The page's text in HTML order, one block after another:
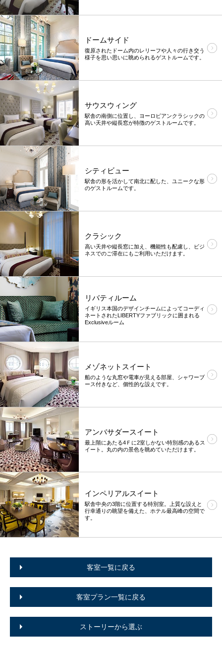
ドームサイド
復原されたドーム内のレリーフや人々の行き交う
様子を思い思いに眺められるゲストルームです。
サウスウィング
駅舎の南側に位置し、ヨーロピアンクラシックの
高い天井や縦長窓が特徴のゲストルームです。
シティビュー
駅舎の形を活かして南北に配した、ユニークな形
のゲストルームです。
クラシック
高い天井や縦長窓に加え、機能性も配慮し、ビジ
ネスでのご滞在にもご利用いただけます。
リバティルーム
イギリス本国のデザインチームによってコーディ
ネートされたLIBERTYファブリックに囲まれる
Exclusiveルーム
メゾネットスイート
船のような丸窓や電車が見える部屋、シャワーブ
ース付きなど、個性的な設えです。
アンバサダースイート
最上階にあたる4Ｆに2室しかない特別感のあるス
イート。丸の内の景色を眺めていただけます。
インペリアルスイート
駅舎中央の3階に位置する特別室。上質な設えと
行幸通りの眺望を備えた、ホテル最高峰の空間で
す。
客室一覧に戻る
客室プラン一覧に戻る
ストーリーから選ぶ